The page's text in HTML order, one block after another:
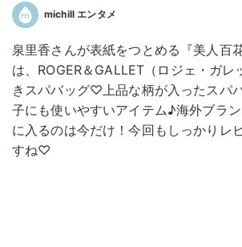
michill エンタメ
泉里香さんが表紙をつとめる『美人百
は、ROGER＆GALLET（ロジェ・ガレ
きスパバッグ♡上品な柄が入ったスパ
子にも使いやすいアイテム♪海外ブラ
に入るのは今だけ！今回もしっかりレ
すね♡